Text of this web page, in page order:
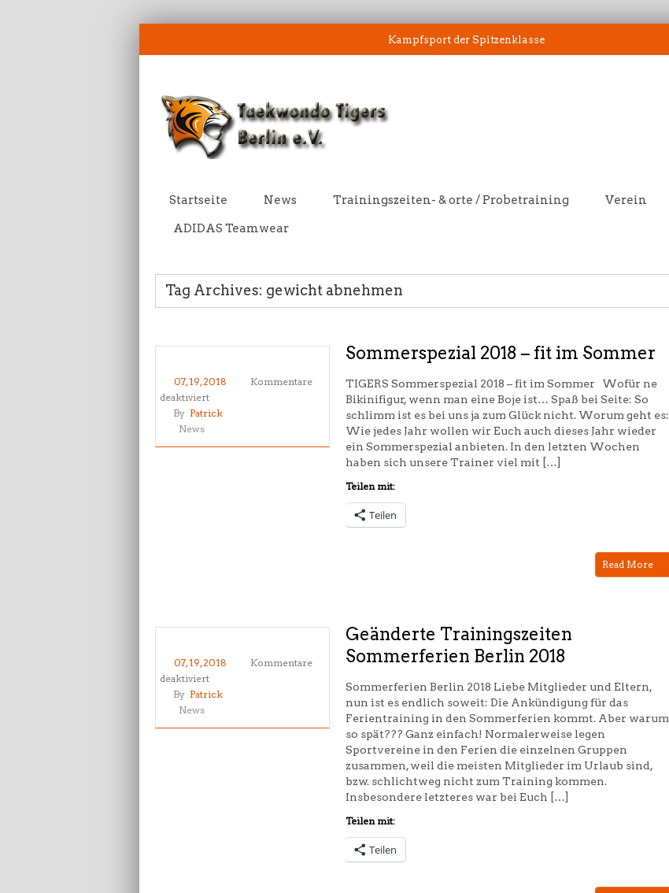
Kampfsport der Spitzenklasse
Startseite News Trainingszeiten- & orte / Probetraining Verein
ADIDAS Teamwear
Tag Archives: gewicht abnehmen
07, 19, 2018
Kommentare
deaktiviertfür
Sommerspezial
–
By Patrick
News
Sommerspezial 2018 – fit im Sommer
TIGERS Sommerspezial 2018 – fit im Sommer Wofür ne
Bikinifigur, wenn man eine Boje ist… Spaß bei Seite: So
schlimm ist es bei uns ja zum Glück nicht. Worum geht es:
Wie jedes Jahr wollen wir Euch auch dieses Jahr wieder
ein Sommerspezial anbieten. In den letzten Wochen
haben sich unsere Trainer viel mit […]
Teilen mit:
Teilen
Read More
07, 19, 2018
Kommentare
deaktiviertfür
Geänderte
Sommerferien
By Patrick
News
Geänderte Trainingszeiten
Sommerferien Berlin 2018
Sommerferien Berlin 2018 Liebe Mitglieder und Eltern,
nun ist es endlich soweit: Die Ankündigung für das
Ferientraining in den Sommerferien kommt. Aber warum
so spät??? Ganz einfach! Normalerweise legen
Sportvereine in den Ferien die einzelnen Gruppen
zusammen, weil die meisten Mitglieder im Urlaub sind,
bzw. schlichtweg nicht zum Training kommen.
Insbesondere letzteres war bei Euch […]
Teilen mit:
Teilen